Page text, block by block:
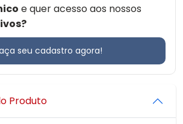
e quer acesso aos nossos
seu cadastro agora!
Produto